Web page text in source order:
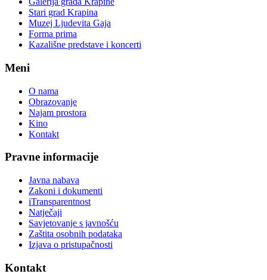
Stari grad Krapina
Muzej Ljudevita Gaja
Forma prima
Kazališne predstave i koncerti
Meni
O nama
Obrazovanje
Najam prostora
Kino
Kontakt
Pravne informacije
Javna nabava
Zakoni i dokumenti
iTransparentnost
Natječaji
Savjetovanje s javnošću
Zaštita osobnih podataka
Izjava o pristupačnosti
Kontakt